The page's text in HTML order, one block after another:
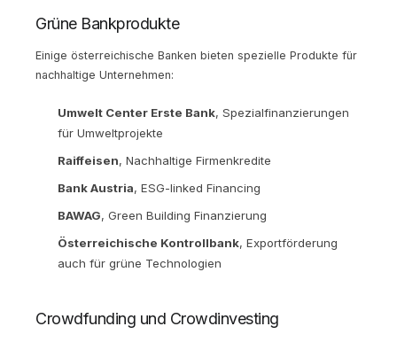
Grüne Bankprodukte
Einige österreichische Banken bieten spezielle Produkte für
nachhaltige Unternehmen:
Umwelt Center Erste Bank, Spezialfinanzierungen
für Umweltprojekte
Raiffeisen, Nachhaltige Firmenkredite
Bank Austria, ESG-linked Financing
BAWAG, Green Building Finanzierung
Österreichische Kontrollbank, Exportförderung
auch für grüne Technologien
Crowdfunding und Crowdinvesting